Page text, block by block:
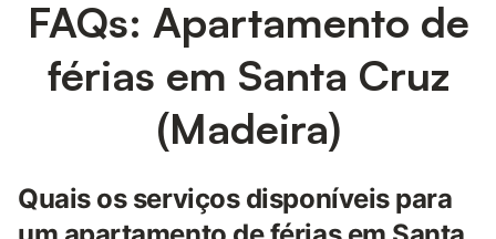
FAQs: Apartamento de
férias em Santa Cruz
(Madeira)
Quais os serviços disponíveis para